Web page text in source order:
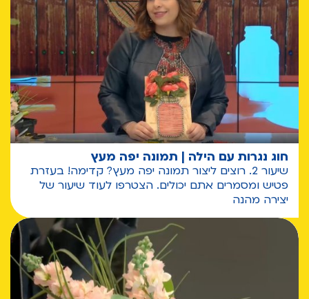
חוג נגרות עם הילה | תמונה יפה מעץ
שיעור 2. רוצים ליצור תמונה יפה מעץ? קדימה! בעזרת
פטיש ומסמרים אתם יכולים. הצטרפו לעוד שיעור של
יצירה מהנה